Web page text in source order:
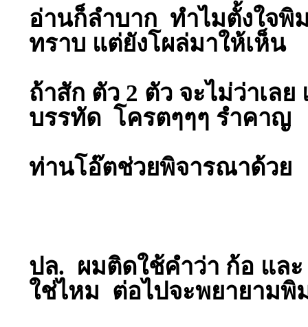
อ่านก็ลำบาก ทำไมตั้งใจ
ทราบ แต่ยังโผล่มาให้เห็น
ถ้าสัก ตัว 2 ตัว จะไม่ว่าเล
บรรทัด โครตๆๆๆ รำคาญ
ท่านโอ๊ตช่วยพิจารณาด้วย
ปล. ผมติดใช้คำว่า ก้อ แล
ใช่ไหม ต่อไปจะพยายามพิ